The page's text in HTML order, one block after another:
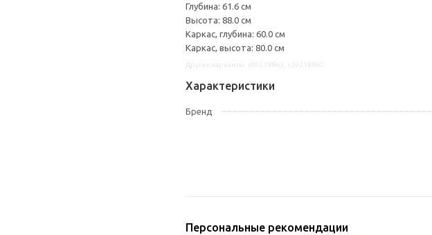
Глубина: 61.6 см
Высота: 88.0 см
Каркас, глубина: 60.0 см
Каркас, высота: 80.0 см
Характеристики
Бренд
Персональные рекомендации